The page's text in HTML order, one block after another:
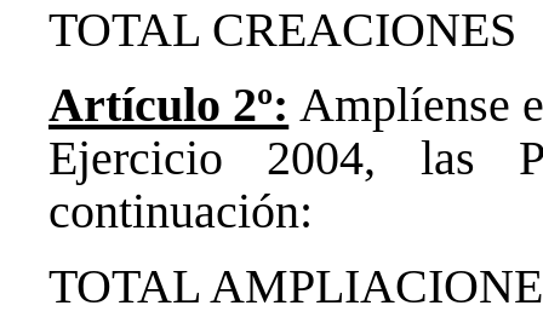
TOTAL
Artículo 2º: Amplíense
Ejercicio 2004, las
continuación:
TOTAL